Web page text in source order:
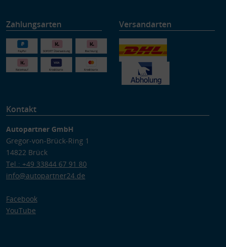
Zahlungsarten Versandarten
Kontakt
Autopartner GmbH
Gregor-von-Brück-Ring 1
14822 Brück
Tel.: +49 33844 67 91 80
info@autopartner24.de
Facebook
YouTube